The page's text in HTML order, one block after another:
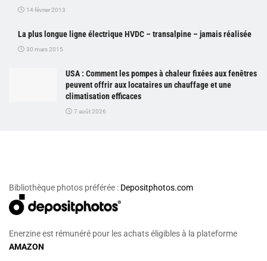
14 février 2013
La plus longue ligne électrique HVDC – transalpine – jamais réalisée
30 mars 2015
USA : Comment les pompes à chaleur fixées aux fenêtres
peuvent offrir aux locataires un chauffage et une
climatisation efficaces
7 août 2026
Bibliothèque photos préférée : Depositphotos.com
Enerzine est rémunéré pour les achats éligibles à la plateforme
AMAZON